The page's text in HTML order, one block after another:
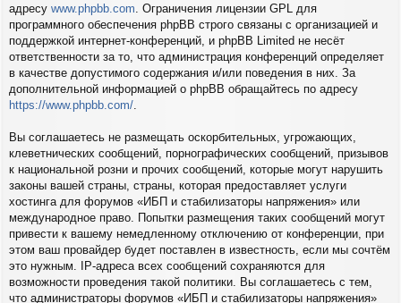
адресу www.phpbb.com . Ограничения лицензии GPL для
программного обеспечения phpBB строго связаны с организацией и
поддержкой интернет-конференций, и phpBB Limited не несёт
ответственности за то, что администрация конференций определяет
в качестве допустимого содержания и/или поведения в них. За
дополнительной информацией о phpBB обращайтесь по адресу
https://www.phpbb.com/
Вы соглашаетесь не размещать оскорбительных, угрожающих,
клеветнических сообщений, порнографических сообщений, призывов
к национальной розни и прочих сообщений, которые могут нарушить
законы вашей страны, страны, которая предоставляет услуги
хостинга для форумов «ИБП и стабилизаторы напряжения» или
международное право. Попытки размещения таких сообщений могут
привести к вашему немедленному отключению от конференции, при
этом ваш провайдер будет поставлен в известность, если мы сочтём
это нужным. IP-адреса всех сообщений сохраняются для
возможности проведения такой политики. Вы соглашаетесь с тем,
что администраторы форумов «ИБП и стабилизаторы напряжения»